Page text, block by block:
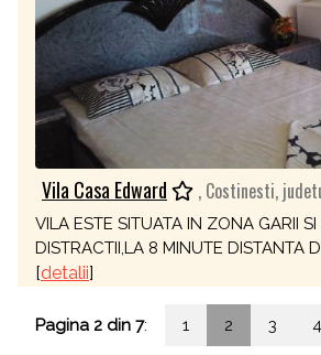
Vila Casa Edward , Costinesti,
VILA ESTE SITUATA IN ZONA GARII
DISTRACTII,LA 8 MINUTE DISTANTA
[detalii]
Pagina 2 din 7: 1 2 3 4